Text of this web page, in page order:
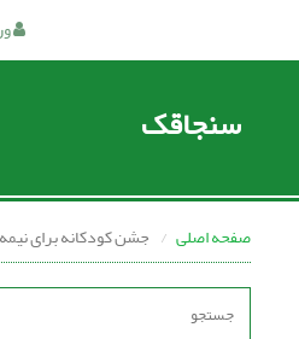
سنجاقک
صفحه اصلی جشن کودکانه برای